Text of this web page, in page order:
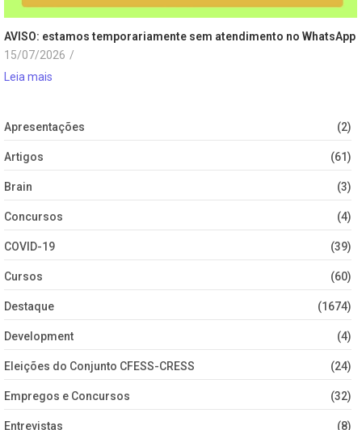
AVISO: estamos temporariamente sem atendimento no WhatsApp
15/07/2026 /
Leia mais
Apresentações (2)
Artigos (61)
Brain (3)
Concursos (4)
COVID-19 (39)
Cursos (60)
Destaque (1674)
Development (4)
Eleições do Conjunto CFESS-CRESS (24)
Empregos e Concursos (32)
Entrevistas (8)